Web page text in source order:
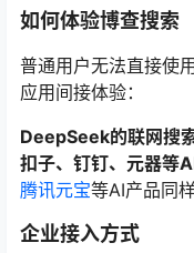
如何体验博查搜索
普通用户无法直接使
应用间接体验：
DeepSeek的联网搜
扣子、钉钉、元器等
腾讯元宝等AI产品同
企业接入方式